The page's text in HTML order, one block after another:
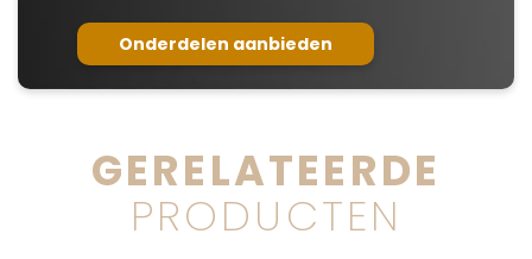
Onderdelen aanbieden
GERELATEERDE
PRODUCTEN